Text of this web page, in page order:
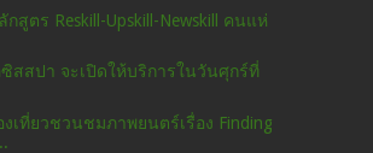
สูตร Reskill-Upskill-Newskill คนแห่
สสปา จะเปิดให้บริการในวันศุกร์ที่
เที่ยวชวนชมภาพยนตร์เรื่อง Finding